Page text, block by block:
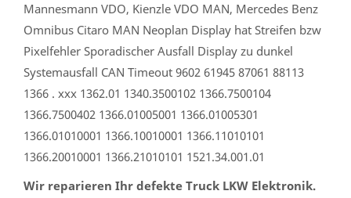
Mannesmann VDO, Kienzle VDO MAN, Mercedes Benz
Omnibus Citaro MAN Neoplan Display hat Streifen bzw
Pixelfehler Sporadischer Ausfall Display zu dunkel
Systemausfall CAN Timeout 9602 61945 87061 88113
1366 . xxx 1362.01 1340.3500102 1366.7500104
1366.7500402 1366.01005001 1366.01005301
1366.01010001 1366.10010001 1366.11010101
1366.20010001 1366.21010101 1521.34.001.01
Wir reparieren Ihr defekte Truck LKW Elektronik.